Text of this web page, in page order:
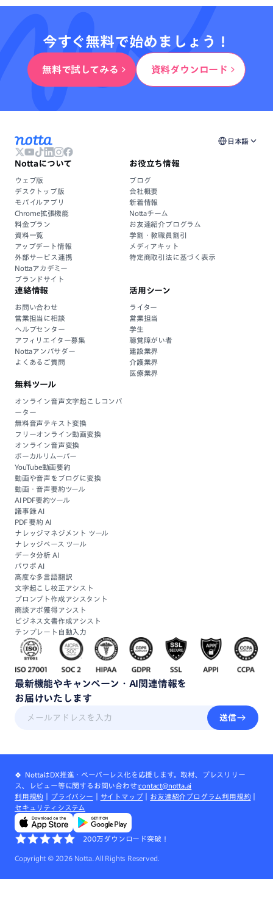
今すぐ無料で始めましょう！
無料で試してみる 資料ダウンロード
日本語
Nottaについて
ウェブ版
デスクトップ版
モバイルアプリ
Chrome拡張機能
料金プラン
資料一覧
アップデート情報
外部サービス連携
Nottaアカデミー
ブランドサイト
お役立ち情報
ブログ
会社概要
新着情報
Nottaチーム
お友達紹介プログラム
学割・教職員割引
メディアキット
特定商取引法に基づく表示
連絡情報
お問い合わせ
営業担当に相談
ヘルプセンター
アフィリエイター募集
Nottaアンバサダー
よくあるご質問
活用シーン
ライター
営業担当
学生
聴覚障がい者
建設業界
介護業界
医療業界
無料ツール
オンライン音声文字起こしコンバ
ーター
無料音声テキスト変換
フリーオンライン動画変換
オンライン音声変換
ボーカルリムーバー
YouTube動画要約
動画や音声をブログに変換
動画・音声要約ツール
AI PDF要約ツール
議事録 AI
PDF 要約 AI
ナレッジマネジメント ツール
ナレッジベース ツール
データ分析 AI
パワポ AI
高度な多言語翻訳
文字起こし校正アシスト
プロンプト作成アシスタント
商談アポ獲得アシスト
ビジネス文書作成アシスト
テンプレート自動入力
最新機能やキャンペーン・ AI関連情報を
お届けいたします
送信
🍀 NottaはDX推進・ペーパーレス化を応援します。取材、プレスリリー
ス、レビュー等に関するお問い合わせ:contact@notta.ai
利用規約
プライバシー サイトマップ｜ お友達紹介プログラム利用規約
セキュリティシステム
200万ダウンロード突破！
Copyright © 2026Notta. All Rights Reserved.